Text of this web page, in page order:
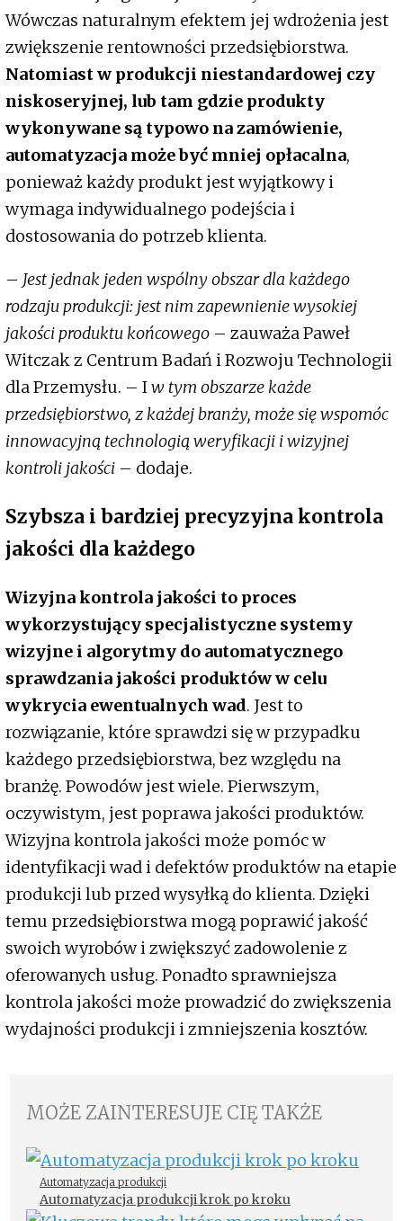
Wówczas naturalnym efektem jej wdrożenia jest
zwiększenie rentowności przedsiębiorstwa.
Natomiast w produkcji niestandardowej czy
niskoseryjnej, lub tam gdzie produkty
wykonywane są typowo na zamówienie,
automatyzacja może być mniej opłacalna,
ponieważ każdy produkt jest wyjątkowy i
wymaga indywidualnego podejścia i
dostosowania do potrzeb klienta.
– Jest jednak jeden wspólny obszar dla każdego
rodzaju produkcji: jest nim zapewnienie wysokiej
jakości produktu końcowego – zauważa Paweł
Witczak z Centrum Badań i Rozwoju Technologii
dla Przemysłu. – Iw tym obszarze każde
przedsiębiorstwo, z każdej branży, może się wspomóc
innowacyjną technologią weryfikacji i wizyjnej
kontroli jakości – dodaje.
Szybsza i bardziej precyzyjna kontrola
jakości dla każdego
Wizyjna kontrola jakości to proces
wykorzystujący specjalistyczne systemy
wizyjne i algorytmy do automatycznego
sprawdzania jakości produktów w celu
wykrycia ewentualnych wad. Jest to
rozwiązanie, które sprawdzi się w przypadku
każdego przedsiębiorstwa, bez względu na
branżę. Powodów jest wiele. Pierwszym,
oczywistym, jest poprawa jakości produktów.
Wizyjna kontrola jakości może pomóc w
identyfikacji wad i defektów produktów na etapie
produkcji lub przed wysyłką do klienta. Dzięki
temu przedsiębiorstwa mogą poprawić jakość
swoich wyrobów i zwiększyć zadowolenie z
oferowanych usług. Ponadto sprawniejsza
kontrola jakości może prowadzić do zwiększenia
wydajności produkcji i zmniejszenia kosztów.
MOŻE ZAINTERESUJE CIĘ TAKŻE
Automatyzacja produkcji
Automatyzacja produkcji krok po kroku